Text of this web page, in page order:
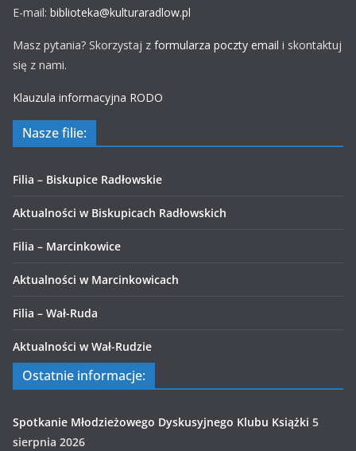
E-mail: biblioteka@kulturaradlow.pl
Masz pytania? Skorzystaj z formularza poczty email i skontaktuj
się z nami.
Klauzula informacyjna RODO
Nasze filie:
Filia – Biskupice Radłowskie
Aktualności w Biskupicach Radłowskich
Filia – Marcinkowice
Aktualności w Marcinkowicach
Filia – Wał-Ruda
Aktualności w Wał-Rudzie
Ostatnie informacje:
Spotkanie Młodzieżowego Dyskusyjnego Klubu Książki 5
sierpnia 2026